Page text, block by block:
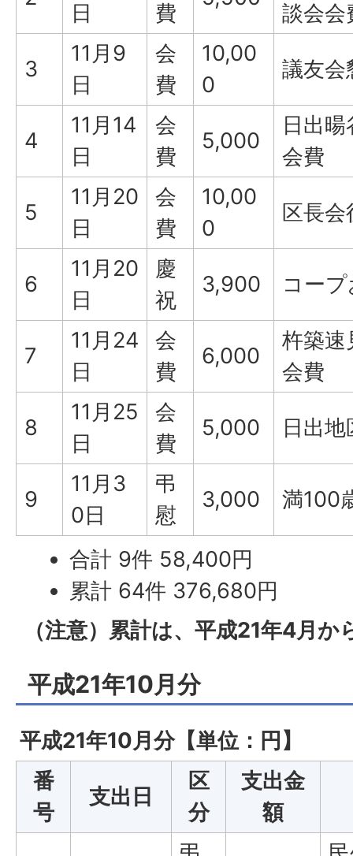
日
費
談会会
3
11月9
日
会
費
10,00
0
議友会
4
11月14
日
会
費
5,000
日出
会費
5
11月20
日
会
費
10,00
0
区長会
6
11月20
日
慶
祝
3,900 コー
7
11月24
日
会
費
6,000
杵築速
会費
8
11月25
日
会
費
5,000 日出
9
11月3
0日
弔
慰
3,000 満100
合計 9件 58,400円
累計 64件 376,680円
（注意）累計は、平成21年4月
平成21年10月分
平成21年10月分【単位：円】
番
号
支出日
区
分
支出金
額